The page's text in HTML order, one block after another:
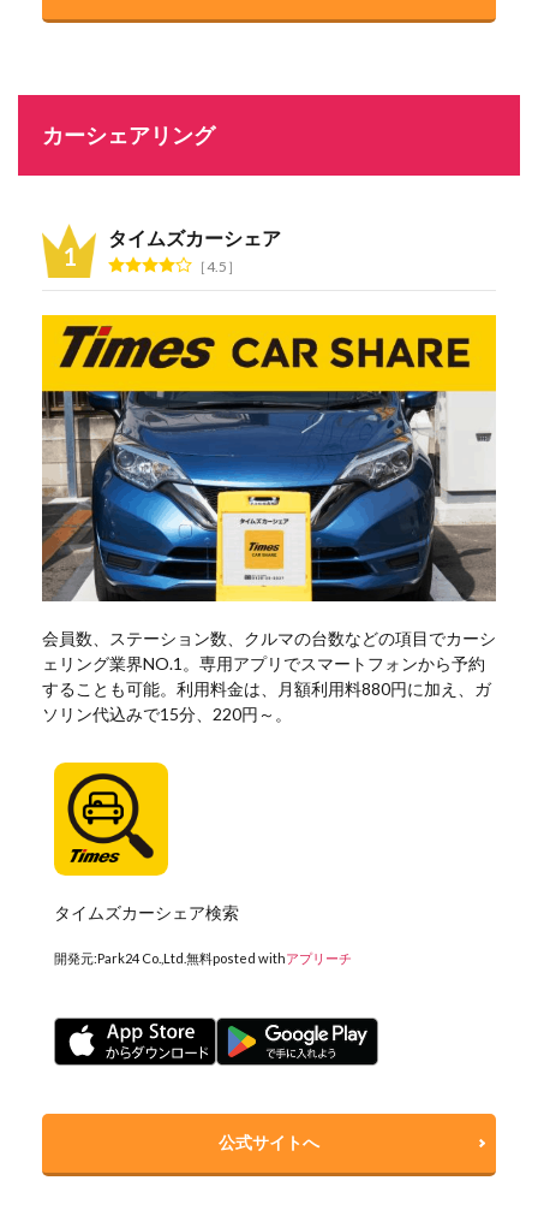
カーシェアリング
タイムズカーシェア
4.5
会員数、ステーション数、クルマの台数などの項目でカーシ
ェリング業界NO.1。専用アプリでスマートフォンから予約
することも可能。利用料金は、月額利用料880円に加え、ガ
ソリン代込みで15分、220円～。
タイムズカーシェア検索
開発元:Park24 Co.,Ltd. 無料posted withアプリーチ
公式サイトへ